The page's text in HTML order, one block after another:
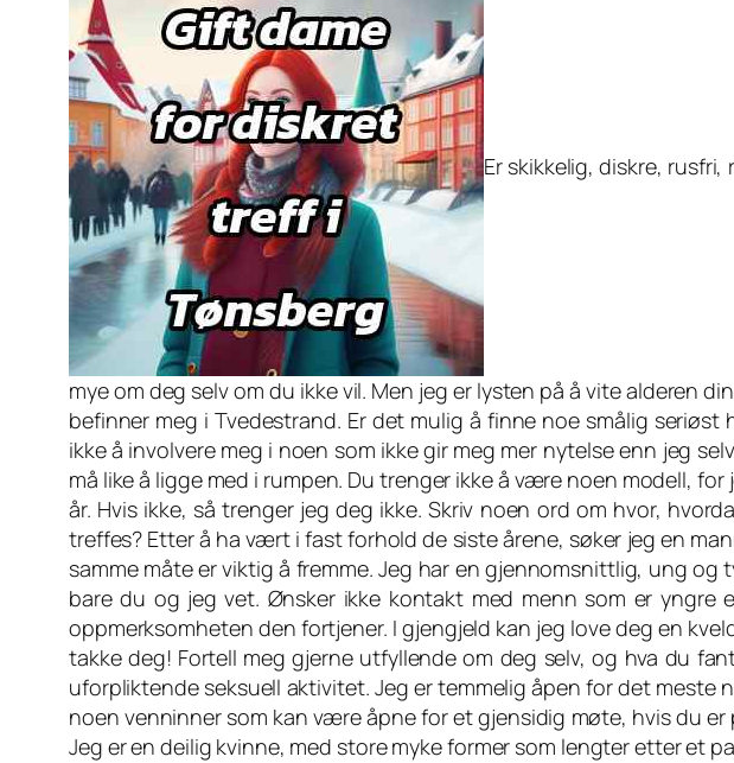
Er skikkelig, diskre,
mye om deg selv om du ikke vil. Men jeg er lysten på å vite alderen
befinner meg i Tvedestrand. Er det mulig å finne noe smålig
ikke å involvere meg i noen som ikke gir meg mer nytelse enn jeg
må like å ligge med i rumpen. Du trenger ikke å være noen modell,
år. Hvis ikke, så trenger jeg deg ikke. Skriv noen ord om hvor,
treffes? Etter å ha vært i fast forhold de siste årene, søker jeg en
samme måte er viktig å fremme. Jeg har en gjennomsnittlig, ung
bare du og jeg vet. Ønsker ikke kontakt med menn som er
oppmerksomheten den fortjener. I gjengjeld kan jeg love deg en
takke deg! Fortell meg gjerne utfyllende om deg selv, og hva du
uforpliktende seksuell aktivitet. Jeg er temmelig åpen for det meste
noen venninner som kan være åpne for et gjensidig møte, hvis du
Jeg er en deilig kvinne, med store myke former som lengter etter et